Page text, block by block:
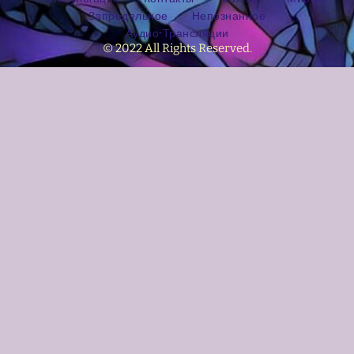
Запредельное
Непознанное
Аудио-Трансляции
© 2022 All Rights Reserved.